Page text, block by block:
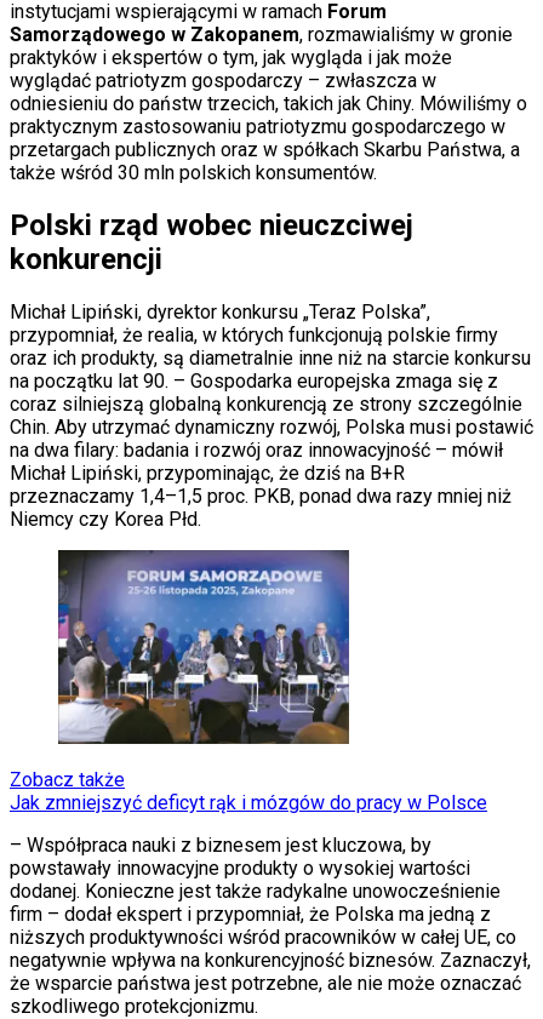
instytucjami wspierającymi w ramach Forum
Samorządowego w Zakopanem, rozmawialiśmy w gronie
praktyków i ekspertów o tym, jak wygląda i jak może
wyglądać patriotyzm gospodarczy – zwłaszcza w
odniesieniu do państw trzecich, takich jak Chiny. Mówiliśmy o
praktycznym zastosowaniu patriotyzmu gospodarczego w
przetargach publicznych oraz w spółkach Skarbu Państwa, a
także wśród 30 mln polskich konsumentów.
Polski rząd wobec nieuczciwej
konkurencji
Michał Lipiński, dyrektor konkursu „Teraz Polska”,
przypomniał, że realia, w których funkcjonują polskie firmy
oraz ich produkty, są diametralnie inne niż na starcie konkursu
na początku lat 90. – Gospodarka europejska zmaga się z
coraz silniejszą globalną konkurencją ze strony szczególnie
Chin. Aby utrzymać dynamiczny rozwój, Polska musi postawić
na dwa filary: badania i rozwój oraz innowacyjność – mówił
Michał Lipiński, przypominając, że dziś na B+R
przeznaczamy 1,4–1,5 proc. PKB, ponad dwa razy mniej niż
Niemcy czy Korea Płd.
Zobacz także
Jak zmniejszyć deficyt rąk i mózgów do pracy w Polsce
– Współpraca nauki z biznesem jest kluczowa, by
powstawały innowacyjne produkty o wysokiej wartości
dodanej. Konieczne jest także radykalne unowocześnienie
firm – dodał ekspert i przypomniał, że Polska ma jedną z
niższych produktywności wśród pracowników w całej UE, co
negatywnie wpływa na konkurencyjność biznesów. Zaznaczył,
że wsparcie państwa jest potrzebne, ale nie może oznaczać
szkodliwego protekcjonizmu.